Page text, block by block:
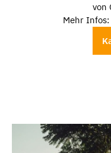
von
Mehr Infos: